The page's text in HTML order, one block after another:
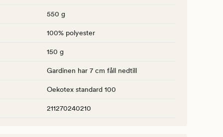
550 g
100% polyester
150 g
Gardinen har 7 cm fåll nedtill
Oekotex standard 100
211270240210